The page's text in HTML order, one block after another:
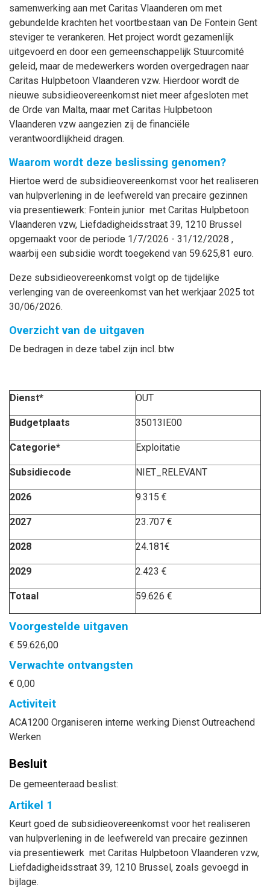
samenwerking aan met Caritas Vlaanderen om met
gebundelde krachten het voortbestaan van De Fontein Gent
steviger te verankeren. Het project wordt gezamenlijk
uitgevoerd en door een gemeenschappelijk Stuurcomité
geleid, maar de medewerkers worden overgedragen naar
Caritas Hulpbetoon Vlaanderen vzw. Hierdoor wordt de
nieuwe subsidieovereenkomst niet meer afgesloten met
de Orde van Malta, maar met Caritas Hulpbetoon
Vlaanderen vzw aangezien zij de financiële
verantwoordlijkheid dragen.
Waarom wordt deze beslissing genomen?
Hiertoe werd de subsidieovereenkomst voor het realiseren
van hulpverlening in de leefwereld van precaire gezinnen
via presentiewerk: Fontein junior met Caritas Hulpbetoon
Vlaanderen vzw, Liefdadigheidsstraat 39, 1210 Brussel
opgemaakt voor de periode 1/7/2026 - 31/12/2028 ,
waarbij een subsidie wordt toegekend van 59.625,81 euro.
Deze subsidieovereenkomst volgt op de tijdelijke
verlenging van de overeenkomst van het werkjaar 2025 tot
30/06/2026.
Overzicht van de uitgaven
De bedragen in deze tabel zijn incl. btw
Dienst* OUT
Budgetplaats 35013IE00
Categorie* Exploitatie
Subsidiecode NIET_RELEVANT
2026 9.315 €
2027 23.707 €
2028 24.181€
2029 2.423 €
Totaal 59.626 €
Voorgestelde uitgaven
€ 59.626,00
Verwachte ontvangsten
€ 0,00
Activiteit
ACA1200 Organiseren interne werking Dienst Outreachend
Werken
Besluit
De gemeenteraad beslist:
Artikel 1
Keurt goed de subsidieovereenkomst voor het realiseren
van hulpverlening in de leefwereld van precaire gezinnen
via presentiewerk met Caritas Hulpbetoon Vlaanderen vzw,
Liefdadigheidsstraat 39, 1210 Brussel, zoals gevoegd in
bijlage.